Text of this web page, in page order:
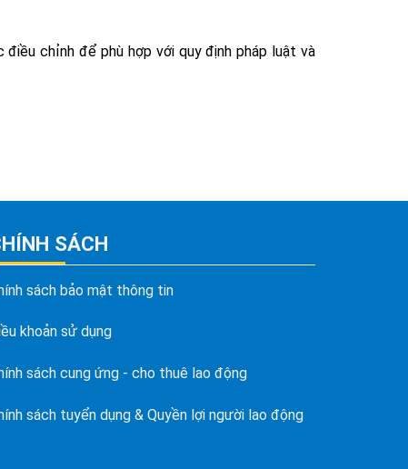
chỉnh để phù hợp với quy định pháp luật và
SÁCH
sách bảo mật thông tin
khoản sử dụng
sách cung ứng - cho thuê lao động
sách tuyển dụng & Quyền lợi người lao động